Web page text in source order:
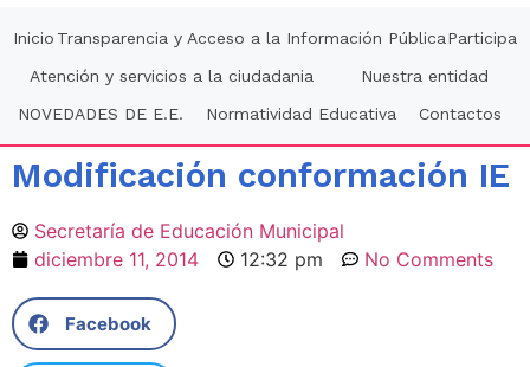
Inicio Transparencia y Acceso a la Información PúblicaParticipa
Atención y servicios a la ciudadania
Nuestra entidad
NOVEDADES DE E.E.
Normatividad Educativa Contactos
Modificación conformación IE
Secretaría de Educación Municipal
diciembre 11, 2014
12:32 pm No Comments
Facebook